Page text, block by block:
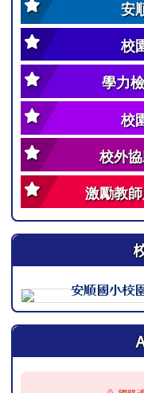
安
校
學力
校
校外
激勵教
此圖為安順國小校園